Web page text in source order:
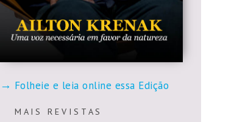
Folheie e leia online essa Edição
M A I S R E V I S T A S